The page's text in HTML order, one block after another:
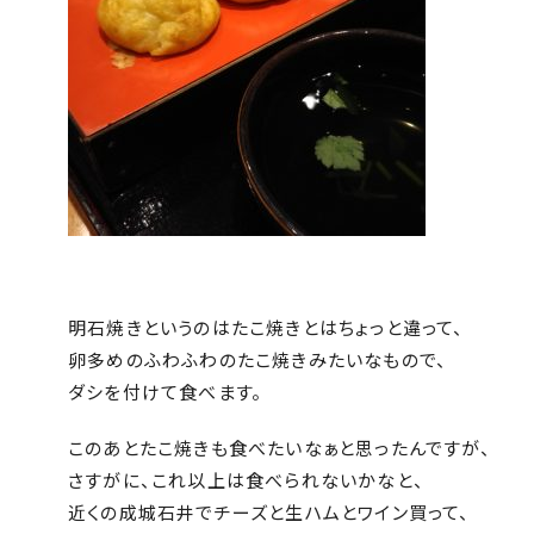
明石焼きというのはたこ焼きとはちょっと違って、
卵多めのふわふわのたこ焼きみたいなもので、
ダシを付けて食べます。
このあとたこ焼きも食べたいなぁと思ったんですが、
さすがに、これ以上は食べられないかなと、
近くの成城石井でチーズと生ハムとワイン買って、